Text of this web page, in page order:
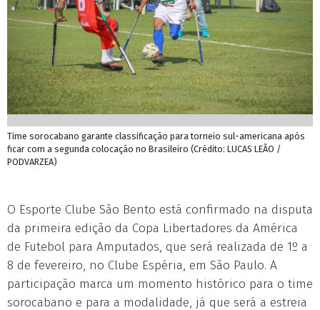
Time sorocabano garante classificação para torneio sul-americana após
ficar com a segunda colocação no Brasileiro (Crédito: LUCAS LEÃO /
PODVARZEA)
O Esporte Clube São Bento está confirmado na disputa
da primeira edição da Copa Libertadores da América
de Futebol para Amputados, que será realizada de 1º a
8 de fevereiro, no Clube Espéria, em São Paulo. A
participação marca um momento histórico para o time
sorocabano e para a modalidade, já que será a estreia